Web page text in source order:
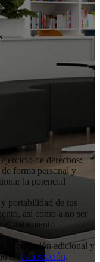
de derechos:
forma personal y
la potencial
portabilidad de tus
así como a no ser
el tratamiento
información adicional y
en esta sección.